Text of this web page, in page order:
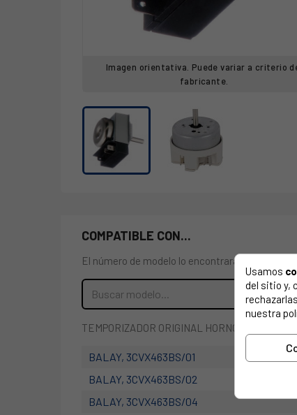
Imagen orientativa. Puede variar a criterio
fabricante.
COMPATIBLE CON...
El número de modelo lo encontrarás en la
TEMPORIZADOR ORIGINAL HORNO, BALAY,
BALAY, 3CVX463BS/01
BALAY, 3CVX463BS/02
BALAY, 3CVX463BS/04
Usamos
del sitio y,
nuestra